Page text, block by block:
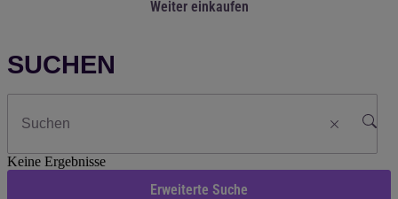
Weiter einkaufen
SUCHEN
Keine Ergebnisse
Erweiterte Suche